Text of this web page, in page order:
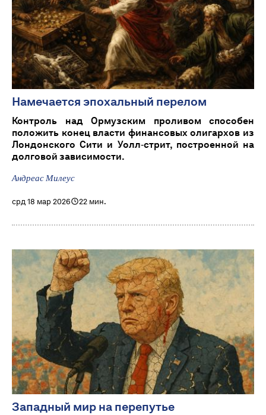
Намечается эпохальный перелом
Контроль над Ормузским проливом способен
положить конец власти финансовых олигархов из
Лондонского Сити и Уолл‑стрит, построенной на
долговой зависимости.
Андреас Милеус
срд 18 мар 2026 22 мин.
Западный мир на перепутье